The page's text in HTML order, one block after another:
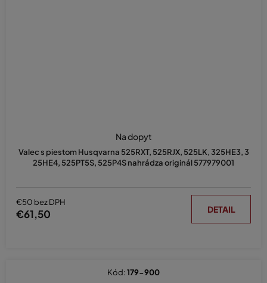
Valec s piestom Husqvarna 525RXT, 525RJX, 525LK, 325HE3, 3
25HE4, 525PT5S, 525P4S nahrádza originál 577979001
Na dopyt
€50 bez DPH
€61,50 DETAIL
Kód:179-900